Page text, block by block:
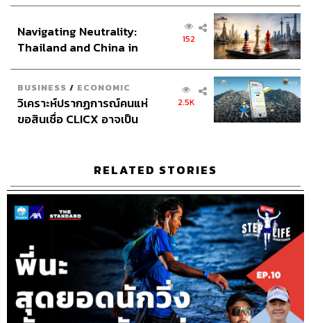
ABOUT THE HOST
THE STANDARD PODCAST
ทีมงาน THE STANDARD PODCAST
อินโดนีเซีย
Navigating Neutrality:
Thailand and China in
152
BUSINESS / ECONOMIC
วิเคราะห์ปรากฏการณ์คนแห่
ขอสินเชื่อ CLICX อาจเป็น
2.5K
RELATED STORIES